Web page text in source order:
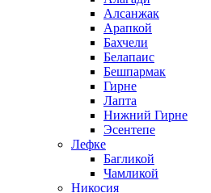
Алсанжак
Арапкой
Бахчели
Белапаис
Бешпармак
Гирне
Лапта
Нижний Гирне
Эсентепе
Лефке
Багликой
Чамликой
Никосия